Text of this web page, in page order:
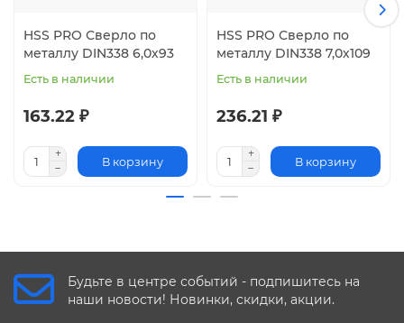
HSS PRO Сверло по
металлу DIN338 6,0х93
Есть в наличии
163.22 ₽
В корзину
HSS PRO Сверло по
металлу DIN338 7,0х109
Есть в наличии
236.21 ₽
В корзину
Будьте в центре событий - подпишитесь на
наши новости! Новинки, скидки, акции.